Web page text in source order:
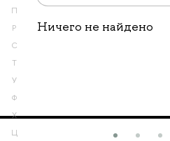
П
Р
С
Т
У
Ф
Х
Ц
Ничего не найдено